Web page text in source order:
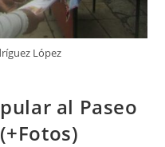
López
al Paseo